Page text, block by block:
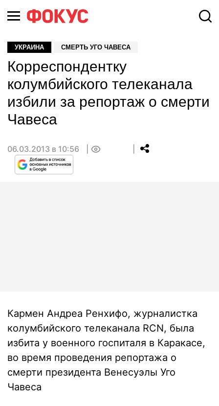
УКРАИНА СМЕРТЬ УГО ЧАВЕСА
Корреспондентку
колумбийского телеканала
избили за репортаж о смерти
Чавеса
06.03.2013 в 10:56
Кармен Андреа Ренхифо, журналистка
колумбийского телеканала RCN, была
избита у военного госпиталя в Каракасе,
во время проведения репортажа о
смерти президента Венесуэлы Уго
Чавеса